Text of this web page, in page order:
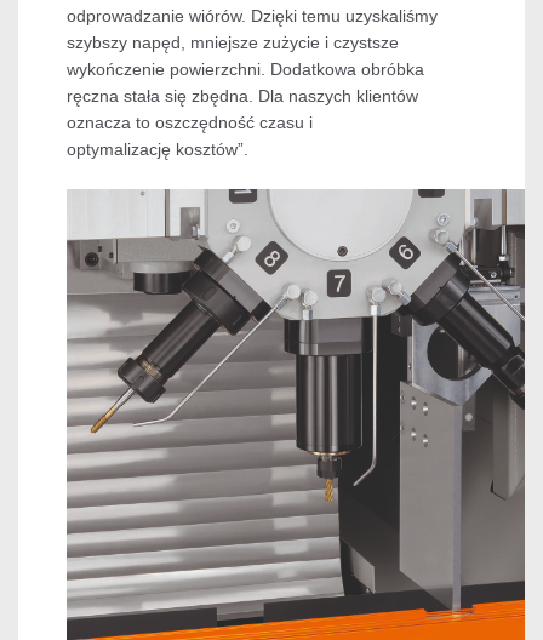
odprowadzanie wiórów. Dzięki temu uzyskaliśmy
szybszy napęd, mniejsze zużycie i czystsze
wykończenie powierzchni. Dodatkowa obróbka
ręczna stała się zbędna. Dla naszych klientów
oznacza to oszczędność czasu i
optymalizację kosztów”.